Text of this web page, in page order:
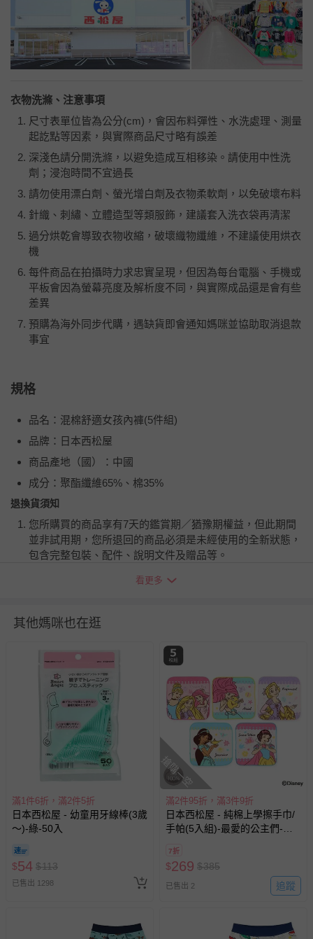
衣物洗滌、注意事項
尺寸表單位皆為公分(cm) ，會因布料彈性、水洗處理、測量
起訖點等因素，與實際商品尺寸略有誤差
深淺色請分開洗滌，以避免造成互相移染。請使用中性洗
劑；浸泡時間不宜過長
請勿使用漂白劑、螢光增白劑及衣物柔軟劑，以免破壞布料
針織、刺繡、立體造型等類服飾，建議套入洗衣袋再清潔
過分烘乾會導致衣物收縮，破壞織物纖維，不建議使用烘衣
機
每件商品在拍攝時力求忠實呈現，但因為每台電腦、手機或
平板會因為螢幕亮度及解析度不同，與實際成品還是會有些
差異
預購為海外同步代購，遇缺貨即會通知媽咪並協助取消退款
事宜
規格
品名：混棉舒適女孩內褲(5件組)
品牌：日本西松屋
商品產地（國）：中國
成分：聚酯纖維65%、棉35%
退換貨須知
您所購買的商品享有7天的鑑賞期／猶豫期權益，但此期間
並非試用期，您所退回的商品必須是未經使用的全新狀態，
包含完整包裝、配件、說明文件及贈品等。
退貨，您可至『查詢訂單』>『已出貨』中查詢該筆訂單，
至媽咪愛LINE@客服ID: @mamilove
針對滿件折/滿額贈…等活動，如因部份退貨，而該訂單保
留商品未達活動門檻，將以原價計算，活動贈品亦需一併退
回。
部分商品依據消費者保護法的規定，不適用七天鑑賞期/猶
易於腐敗、保存期限較短或解約時即將逾期（例如生鮮
商品、食品等）。
客製化商品（例如客製生日書、姓名貼等）。
報紙、期刊或雜誌（惟書籍如經拆封、使用，則酌收整
新費用）。
經消費者拆封之影音商品或電腦軟體（例如 DVD、CD
非以有形媒介提供之數位內容或一經提供即為完成之線
看更多
其他媽咪也在逛
滿1件6折，滿2件5折
日本西松屋 - 幼童用牙線棒(3歲
～)-綠-50入
$54 $113
已售出 1298
搶購一空
滿2件95折，滿3件9折
日本西松屋 - 純棉上學擦手巾/
手帕(5入組)-最愛的公主們-粉
7折
$269 $385
已售出 2 追蹤